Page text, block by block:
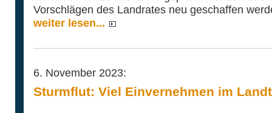
Vorschlägen des Landrates neu geschaffen
weiter lesen...
6. November 2023:
Sturmflut: Viel Einvernehmen im